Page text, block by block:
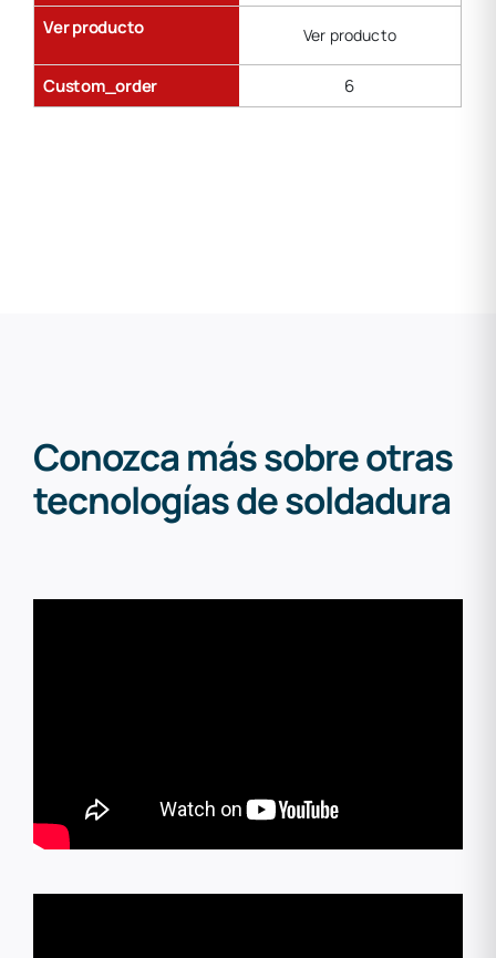
Ver producto Ver producto
Custom_order 6
Conozca más sobre otras
tecnologías de soldadura